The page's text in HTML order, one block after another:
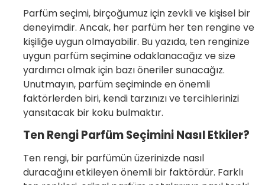
Parfüm seçimi, birçoğumuz için zevkli ve kişisel bir
deneyimdir. Ancak, her parfüm her ten rengine ve
kişiliğe uygun olmayabilir. Bu yazıda, ten renginize
uygun parfüm seçimine odaklanacağız ve size
yardımcı olmak için bazı öneriler sunacağız.
Unutmayın, parfüm seçiminde en önemli
faktörlerden biri, kendi tarzınızı ve tercihlerinizi
yansıtacak bir koku bulmaktır.
Ten Rengi Parfüm Seçimini Nasıl Etkiler?
Ten rengi, bir parfümün üzerinizde nasıl
duracağını etkileyen önemli bir faktördür. Farklı